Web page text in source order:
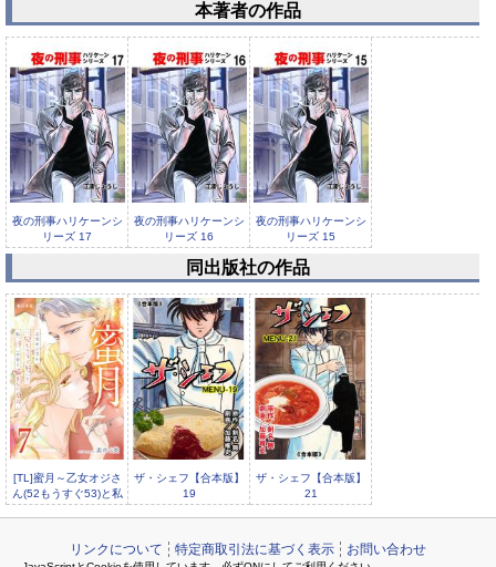
本著者の作品
夜の刑事ハリケーンシ
リーズ 17
夜の刑事ハリケーンシ
リーズ 16
夜の刑事ハリケーンシ
リーズ 15
夜の刑事ハリケーンシ
リーズ 13
同出版社の作品
[TL]蜜月～乙女オジさ
ん(52もうすぐ53)と私
(19)の
ザ・シェフ【合本版】
19
ザ・シェフ【合本版】
21
リンクについて 特定商取引法に基づく表示 お問い合わせ